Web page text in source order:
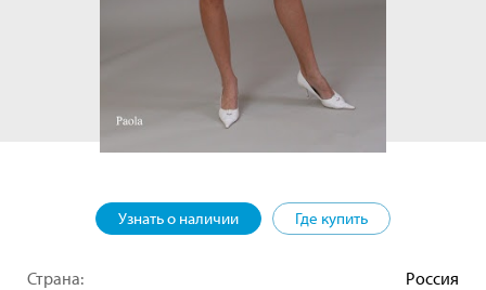
Узнать о наличии Где купить
Страна: Россия